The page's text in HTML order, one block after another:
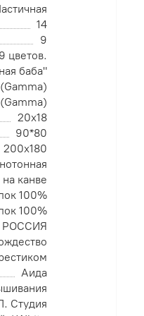
14
9
цветов.
баба"
20х18
90*80
200х180
канве
100%
100%
РОССИЯ
Аида
Студия